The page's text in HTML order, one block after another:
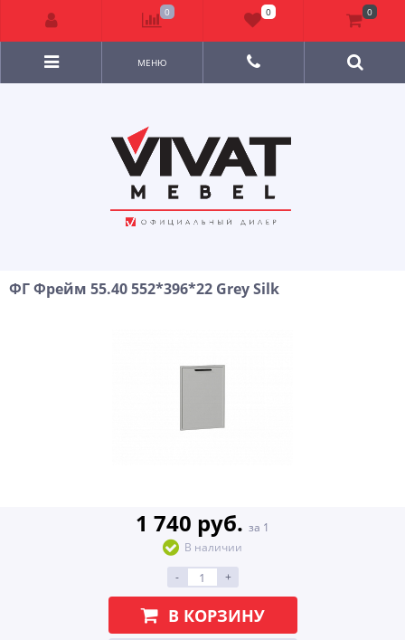
МЕНЮ
ФГ Фрейм 55.40 552*396*22 Grey Silk
1 740 руб. за 1
В наличии
-
+
В КОРЗИНУ
0 0 0